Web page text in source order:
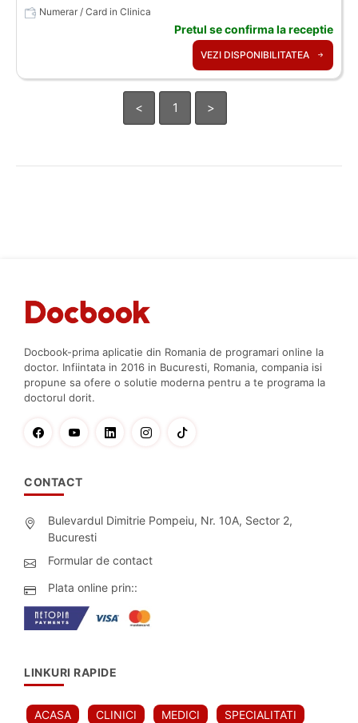
Numerar / Card in Clinica
Pretul se confirma la receptie
VEZI DISPONIBILITATEA
< 1 >
Docbook-prima aplicatie din Romania de programari online la
doctor. Infiintata in 2016 in Bucuresti, Romania, compania isi
propune sa ofere o solutie moderna pentru a te programa la
doctorul dorit.
CONTACT
Bulevardul Dimitrie Pompeiu, Nr. 10A, Sector 2,
Bucuresti
Formular de contact
Plata online prin::
LINKURI RAPIDE
ACASA CLINICI MEDICI
SPECIALITATI